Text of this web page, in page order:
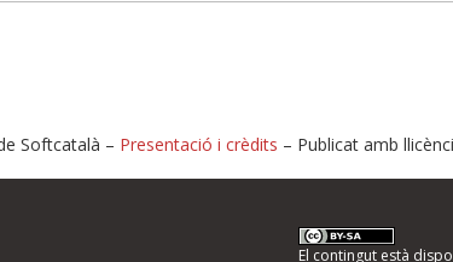
millores o informeu
Softcatalà – Presentació i crèdits – Publicat amb
El contingut està